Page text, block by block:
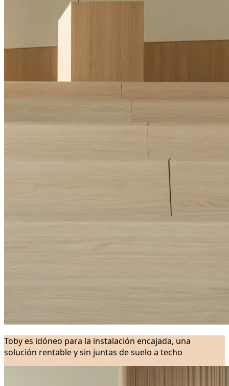
Toby es idóneo para la instalación encajada, una
solución rentable y sin juntas de suelo a techo